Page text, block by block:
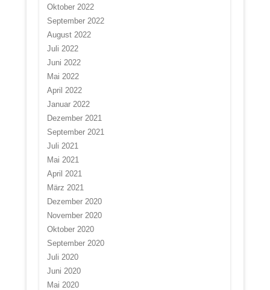
Oktober 2022
September 2022
August 2022
Juli 2022
Juni 2022
Mai 2022
April 2022
Januar 2022
Dezember 2021
September 2021
Juli 2021
Mai 2021
April 2021
März 2021
Dezember 2020
November 2020
Oktober 2020
September 2020
Juli 2020
Juni 2020
Mai 2020